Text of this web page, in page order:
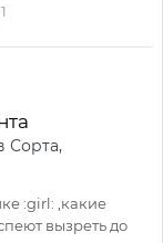
1
Сорта,
:girl: ,какие
вызреть до